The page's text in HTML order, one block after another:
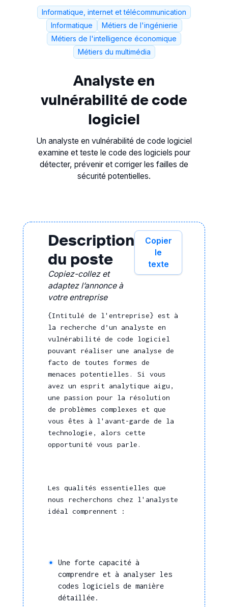
Informatique, internet et télécommunication
Informatique
Métiers de l'ingénierie
Métiers de l'intelligence économique
Métiers du multimédia
Analyste en
vulnérabilité de code
logiciel
Un analyste en vulnérabilité de code logiciel
examine et teste le code des logiciels pour
détecter, prévenir et corriger les failles de
sécurité potentielles.
Description
du poste
Copiez-collez et
adaptez l’annonce à
votre entreprise
Copier
le
texte
{Intitulé de l'entreprise} est à
la recherche d’un analyste en
vulnérabilité de code logiciel
pouvant réaliser une analyse de
facto de toutes formes de
menaces potentielles. Si vous
avez un esprit analytique aigu,
une passion pour la résolution
de problèmes complexes et que
vous êtes à l'avant-garde de la
technologie, alors cette
opportunité vous parle.
Les qualités essentielles que
nous recherchons chez l'analyste
idéal comprennent :
Une forte capacité à
comprendre et à analyser les
codes logiciels de manière
détaillée.